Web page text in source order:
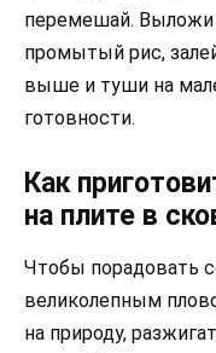
перемешай.
промытый рис,
выше и туши на
готовности.
Как
на плите в
Чтобы порадовать
великолепным
на природу,